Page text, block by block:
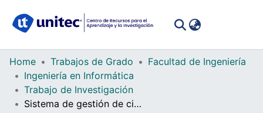
Communities
Collections
Home Trabajos de Grado
Facultad de Ingeniería
Ingeniería en Informática
Trabajo de Investigación
Sistema de gestión de citas de clínica dermatológica